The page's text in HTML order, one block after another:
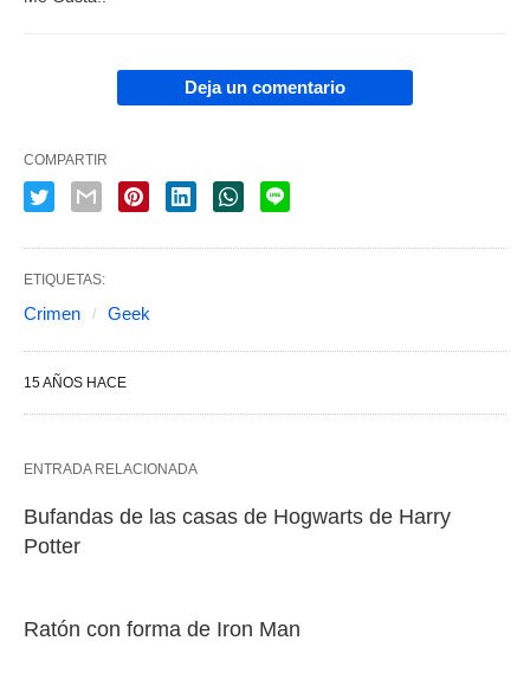
Deja un comentario
COMPARTIR
ETIQUETAS:
Crimen Geek
15 AÑOS HACE
ENTRADA RELACIONADA
Bufandas de las casas de Hogwarts de Harry
Potter
Ratón con forma de Iron Man